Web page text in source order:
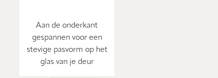
Aan de onderkant
gespannen voor een
stevige pasvorm op het
glas van je deur